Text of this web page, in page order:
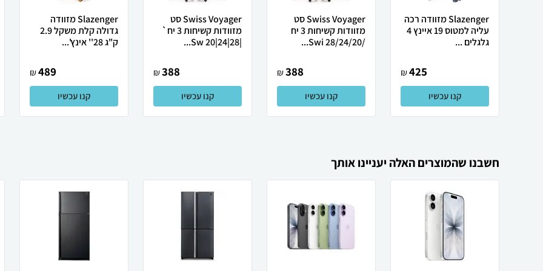
Slazenger מזוודה רכה
עליה למטוס 19 איינץ 4
גלגלים ...
425
₪
קנו עכשיו
Swiss Voyager סט
מזוודות קשיחות 3 יח
/28/24/20 Swi...
388
₪
קנו עכשיו
Swiss Voyager סט
מזוודות קשיחות 3 יח`
|28|24|20 Sw...
388
₪
קנו עכשיו
Slazenger מזוודה
גדולה קלת משקל 2.9
ק"ג 28'' אינץ'...
489
₪
קנו עכשיו
חשבנו שהמוצרים האלה יעניינו אותך